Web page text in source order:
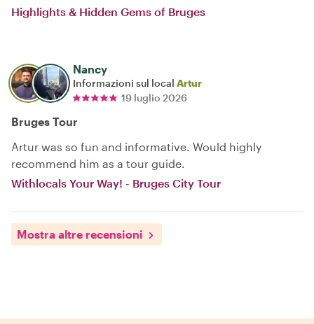
Highlights & Hidden Gems of Bruges
Nancy
Informazioni sul local Artur
19 luglio 2026
Bruges Tour
Artur was so fun and informative. Would highly
recommend him as a tour guide.
Withlocals Your Way! - Bruges City Tour
Mostra altre recensioni